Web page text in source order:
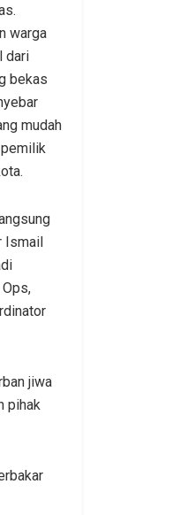
warga
dari
bekas
mudah
Ismail
jiwa
pihak